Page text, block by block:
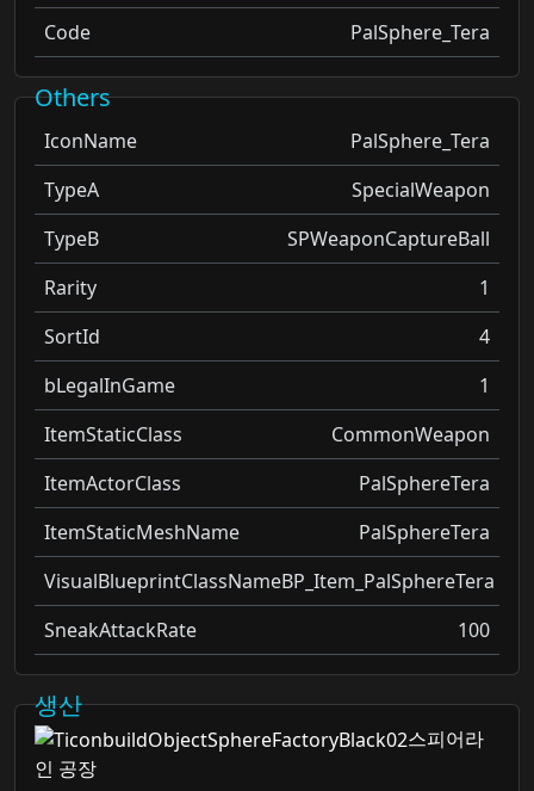
Code
PalSphere_Tera
Others
IconName
PalSphere_Tera
TypeA
SpecialWeapon
TypeB
SPWeaponCaptureBall
Rarity
1
SortId
4
bLegalInGame
1
ItemStaticClass
CommonWeapon
ItemActorClass
PalSphereTera
ItemStaticMeshName
PalSphereTera
VisualBlueprintClassNameBP_Item_PalSphereTera
SneakAttackRate
100
생산
스피어라
인 공장